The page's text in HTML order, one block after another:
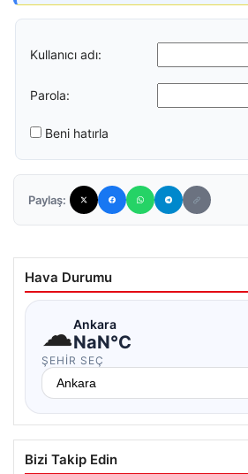
Kullanıcı adı:
Parola:
Beni hatırla
Paylaş:
Hava Durumu
☁Ankara
NaN°C
ŞEHIR SEÇ
Bizi Takip Edin